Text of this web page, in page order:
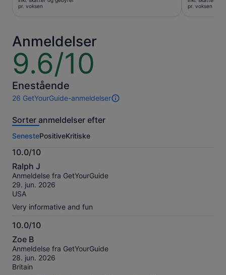
710 kr.
pr. voksen
172 kr.
pr. voksen
Anmeldelser
9.6/10
9.6
ud
af
10
Enestående
26 GetYourGuide-anmeldelser
26
af
oplevelse.
Flere
oplysninger
om
vores
verificerede
anmeldelser
Sorter anmeldelser efter
SenestePositiveKritiske
10.0/10
10.0
ud
af
10
Ralph J
Anmeldelse fra GetYourGuide
29. jun. 2026
USA
Very informative and fun
10.0/10
10.0
ud
af
10
Zoe B
Anmeldelse fra GetYourGuide
28. jun. 2026
Britain